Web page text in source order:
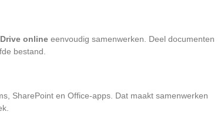
online eenvoudig samenwerken. Deel documenten
bestand.
SharePoint en Office-apps. Dat maakt samenwerken